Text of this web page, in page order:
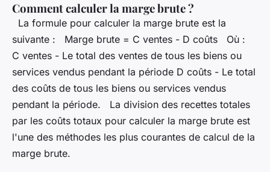
Comment calculer la marge brute ?
La formule pour calculer la marge brute est la
suivante : Marge brute = C ventes - D coûts Où :
C ventes - Le total des ventes de tous les biens ou
services vendus pendant la période D coûts - Le total
des coûts de tous les biens ou services vendus
pendant la période. La division des recettes totales
par les coûts totaux pour calculer la marge brute est
l'une des méthodes les plus courantes de calcul de la
marge brute.